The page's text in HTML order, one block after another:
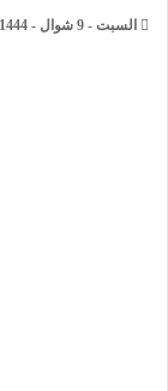
السبت - 9 شوال - 1444هـ / 29 أبريل - 2023م / 8:02 مساءً